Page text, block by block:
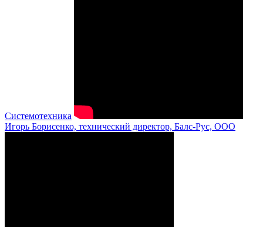
Системотехника
Игорь Борисенко, технический директор, Балс-Рус, ООО